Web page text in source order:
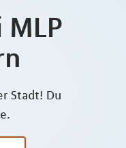
Stadt! Du